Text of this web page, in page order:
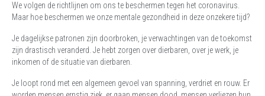
We volgen de richtlijnen om ons te beschermen tegen het coronavirus.
Maar hoe beschermen we onze mentale gezondheid in deze onzekere tijd?
Je dagelijkse patronen zijn doorbroken, je verwachtingen van de toekomst
zijn drastisch veranderd. Je hebt zorgen over dierbaren, over je werk, je
inkomen of de situatie van dierbaren.
Je loopt rond met een algemeen gevoel van spanning, verdriet en rouw. Er